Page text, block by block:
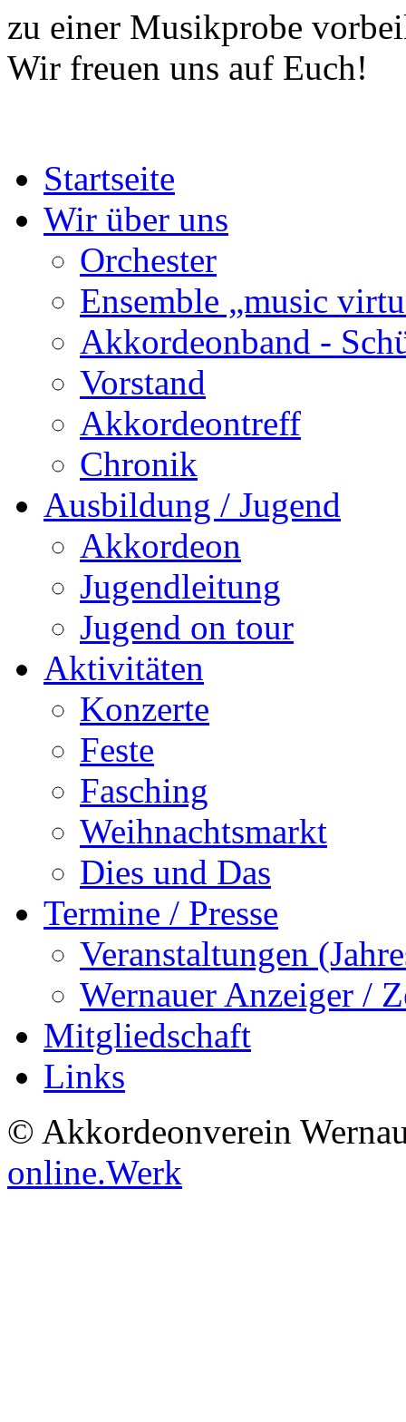
zu einer Musikprobe
Wir freuen uns auf Euch!
Startseite
Wir über uns
Orchester
Ensemble „music
Akkordeonband -
Vorstand
Akkordeontreff
Chronik
Ausbildung / Jugend
Akkordeon
Jugendleitung
Jugend on tour
Aktivitäten
Konzerte
Feste
Fasching
Weihnachtsmarkt
Dies und Das
Termine / Presse
Veranstaltungen
Wernauer Anzeiger /
Mitgliedschaft
Links
© Akkordeonverein
online.Werk